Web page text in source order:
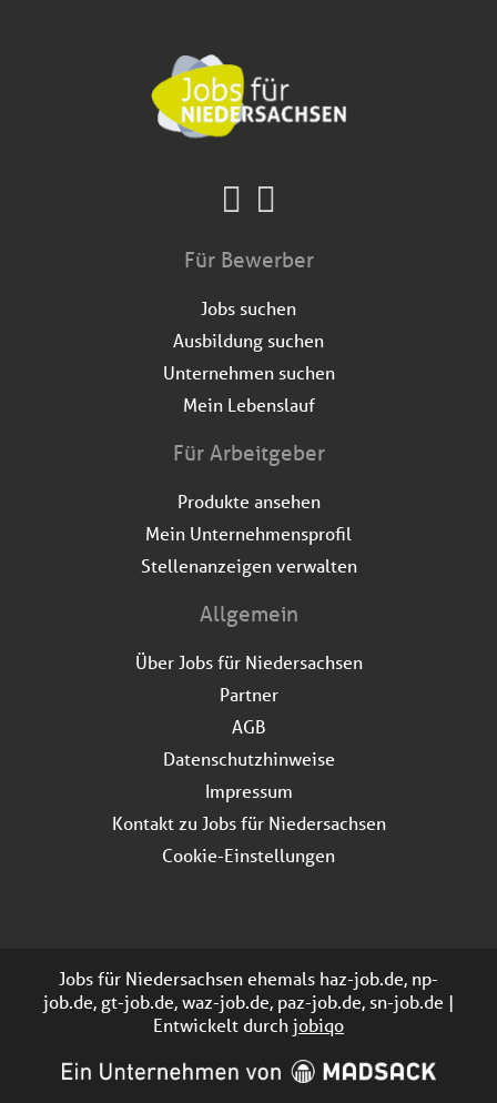
Für Bewerber
Jobs suchen
Ausbildung suchen
Unternehmen suchen
Mein Lebenslauf
Für Arbeitgeber
Produkte ansehen
Mein Unternehmensprofil
Stellenanzeigen verwalten
Allgemein
Über Jobs für Niedersachsen
Partner
AGB
Datenschutzhinweise
Impressum
Kontakt zu Jobs für Niedersachsen
Cookie-Einstellungen
Jobs für Niedersachsen ehemals haz-job.de, np-
job.de, gt-job.de, waz-job.de, paz-job.de, sn-job.de |
Entwickelt durchjobiqo